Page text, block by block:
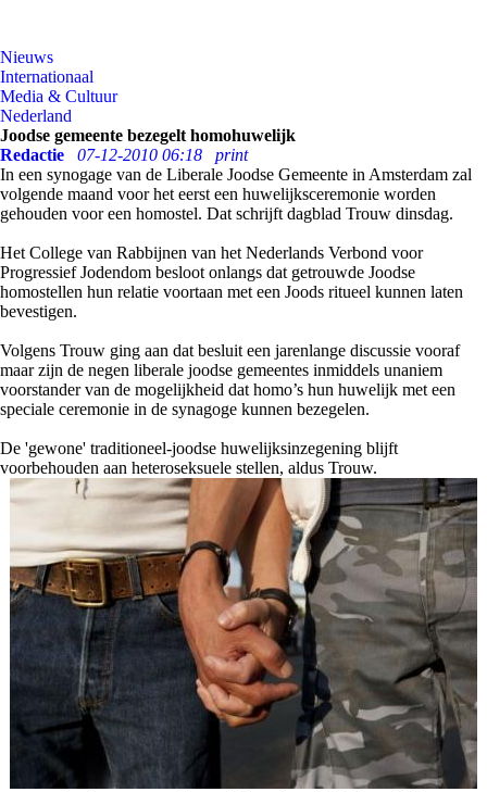
Nieuws
Internationaal
Media & Cultuur
Nederland
Joodse gemeente bezegelt homohuwelijk
Redactie
07-12-2010 06:18
print
In een synogage van de Liberale Joodse Gemeente in Amsterdam zal
volgende maand voor het eerst een huwelijksceremonie worden
gehouden voor een homostel. Dat schrijft dagblad Trouw dinsdag.
Het College van Rabbijnen van het Nederlands Verbond voor
Progressief Jodendom besloot onlangs dat getrouwde Joodse
homostellen hun relatie voortaan met een Joods ritueel kunnen laten
bevestigen.
Volgens Trouw ging aan dat besluit een jarenlange discussie vooraf
maar zijn de negen liberale joodse gemeentes inmiddels unaniem
voorstander van de mogelijkheid dat homo’s hun huwelijk met een
speciale ceremonie in de synagoge kunnen bezegelen.
De 'gewone' traditioneel-joodse huwelijksinzegening blijft
voorbehouden aan heteroseksuele stellen, aldus Trouw.